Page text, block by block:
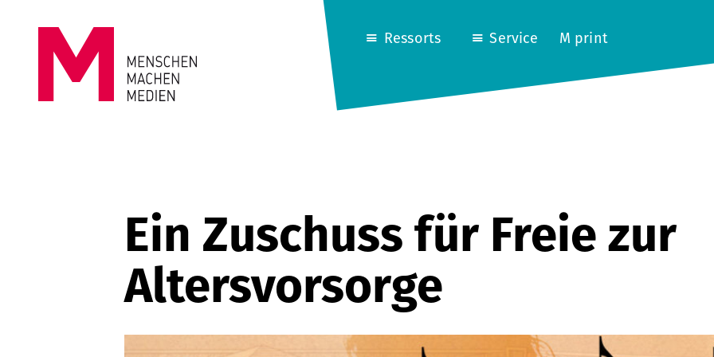
MEDIEN
Ressorts Service M print
Ein Zuschuss für Freie zur
Altersvorsorge